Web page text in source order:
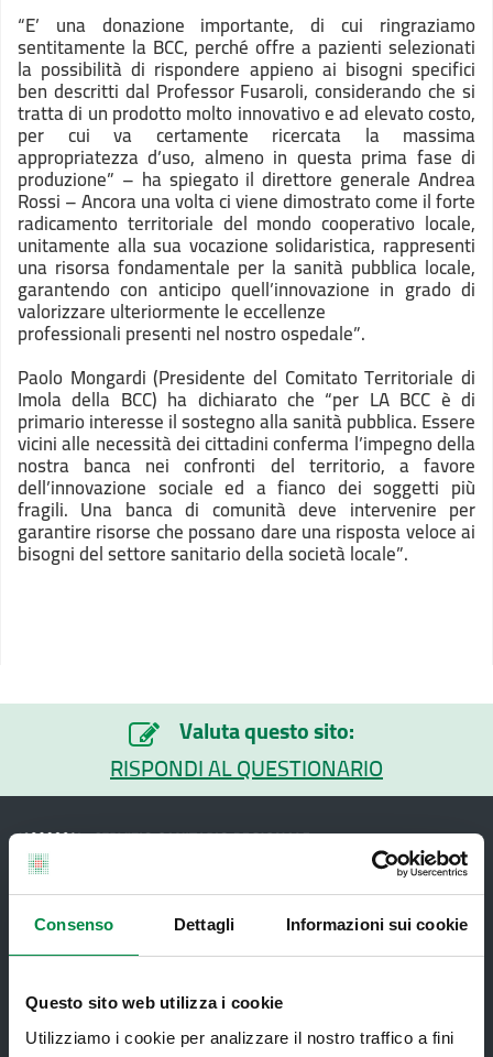
Consenso Dettagli Informazioni sui cookie
Questo sito web utilizza i cookie
Utilizziamo i cookie per analizzare il nostro traffico a fini
“E’ una donazione importante, di cui ringraziamo
sentitamente la BCC, perché offre a pazienti selezionati
la possibilità di rispondere appieno ai bisogni specifici
ben descritti dal Professor Fusaroli, considerando che si
tratta di un prodotto molto innovativo e ad elevato costo,
per cui va certamente ricercata la massima
appropriatezza d’uso, almeno in questa prima fase di
produzione” – ha spiegato il direttore generale Andrea
Rossi – Ancora una volta ci viene dimostrato come il forte
radicamento territoriale del mondo cooperativo locale,
unitamente alla sua vocazione solidaristica, rappresenti
una risorsa fondamentale per la sanità pubblica locale,
garantendo con anticipo quell’innovazione in grado di
valorizzare ulteriormente le eccellenze
professionali presenti nel nostro ospedale”.
Paolo Mongardi (Presidente del Comitato Territoriale di
Imola della BCC) ha dichiarato che “per LA BCC è di
primario interesse il sostegno alla sanità pubblica. Essere
vicini alle necessità dei cittadini conferma l’impegno della
nostra banca nei confronti del territorio, a favore
dell’innovazione sociale ed a fianco dei soggetti più
fragili. Una banca di comunità deve intervenire per
garantire risorse che possano dare una risposta veloce ai
bisogni del settore sanitario della società locale”.
Valuta questo sito:
RISPONDI AL QUESTIONARIO
Recapiti e contatti
Azienda USL di Imola - Sede legale: Viale Amendola, 2
- 40026 Imola